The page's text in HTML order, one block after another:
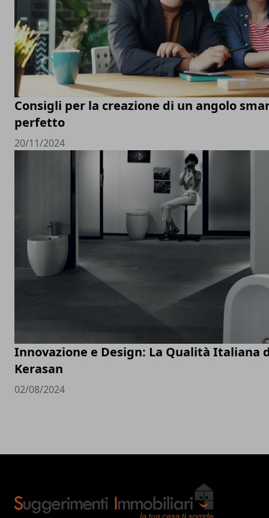
Consigli per la creazione di un angolo
perfetto
20/11/2024
Innovazione e Design: La Qualità Italiana
Kerasan
02/08/2024